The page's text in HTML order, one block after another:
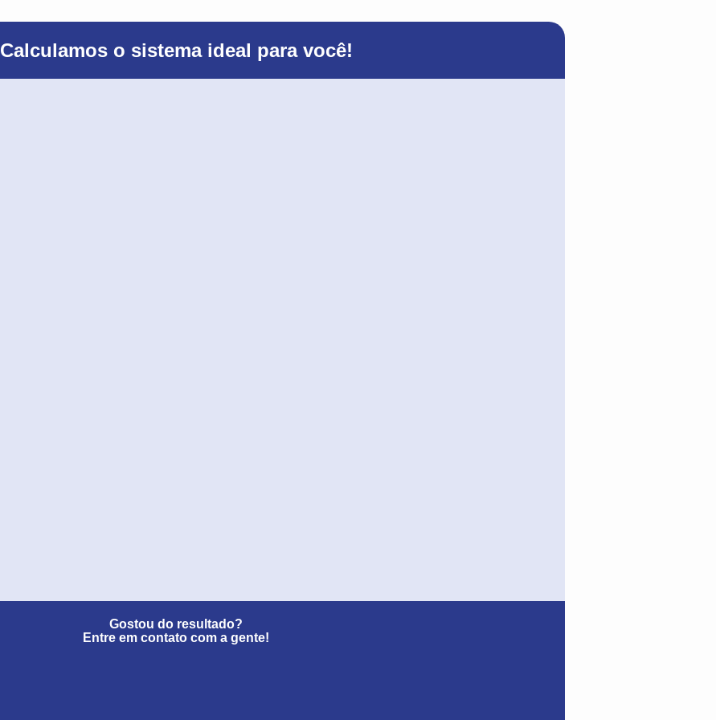
Calculamos o sistema ideal para você!
Gostou do resultado?
Entre em contato com a gente!